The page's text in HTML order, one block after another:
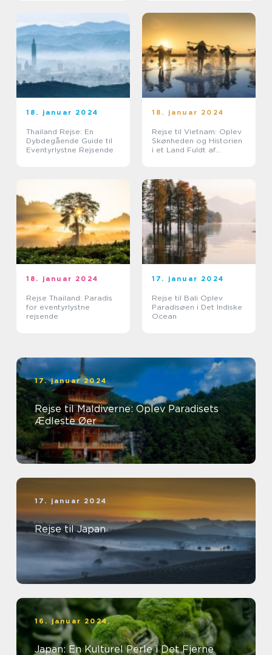
18. januar 2024
Thailand Rejse: En
Dybdegående Guide til
Eventyrlystne Rejsende
18. januar 2024
Rejse til Vietnam: Oplev
Skønheden og Historien
i et Land Fuldt af
18. januar 2024
Rejse Thailand: Paradis
for eventyrlystne
rejsende
17. januar 2024
Rejse til Bali Oplev
Paradisøen i Det Indiske
Ocean
17. januar 2024
Rejse til Maldiverne: Oplev Paradisets
Ædleste Øer
17. januar 2024
Rejse til Japan
16. januar 2024
Japan: En Kulturel Perle i Det Fjerne